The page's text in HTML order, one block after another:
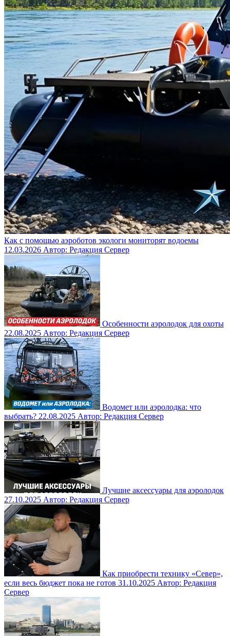
Как с помощью аэроботов экологи мониторят водоемы
12.03.2026 Автор: Редакция Сервер
Особенности аэролодок для охоты
22.08.2025 Автор: Редакция Сервер
Водомет или аэролодка: что
выбрать? 22.08.2025 Автор: Редакция Сервер
Лучшие аксессуары для аэролодок
27.10.2025 Автор: Редакция Сервер
Как приобрести технику «Север»,
если весь бюджет пока не готов 31.10.2025 Автор: Редакция
Сервер